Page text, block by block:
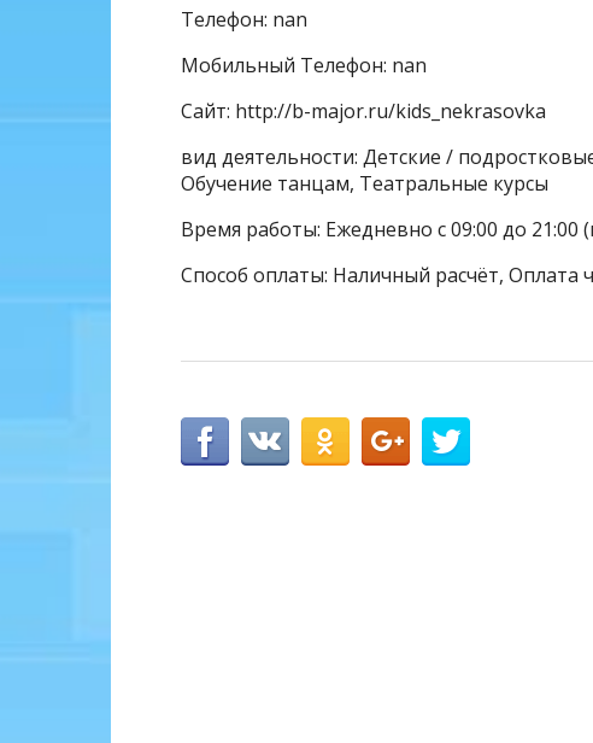
Телефон: nan
Мобильный Телефон: nan
Сайт: http://b-major.ru/kids_nekrasovka
вид деятельности: Детские /
Обучение танцам, Театральные курсы
Время работы: Ежедневно с 09:00 до 21:00
Способ оплаты: Наличный расчёт, Оплата